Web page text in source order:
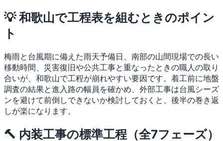
💡 和歌山で工程表を組むときのポイン
ト
梅雨と台風期に備えた雨天予備日、南部の山間現場での長い
移動時間、災害復旧や公共工事と重なったときの職人の取り
合いが、和歌山で工程が崩れやすい要因です。着工前に地盤
調査の結果と進入路の幅員を確かめ、外部工事は台風シーズ
ンを避けて前倒しできないか検討しておくと、後半の巻き返
しが楽になります。
🔨 内装工事の標準工程（全7フェーズ）